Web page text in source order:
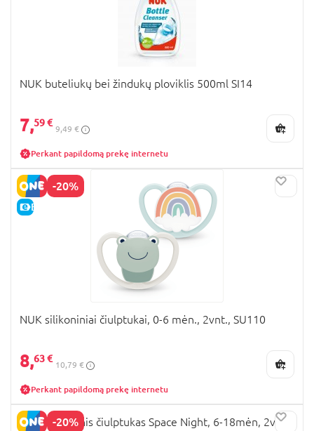
NUK buteliukų bei žindukų ploviklis 500ml SI14
7,59 €
9,49 €
Perkant papildomą prekę internetu
-20%
E-KAINA
NUK silikoniniai čiulptukai, 0-6 mėn., 2vnt., SU110
8,63 €
10,79 €
Perkant papildomą prekę internetu
-20%
NUK silikoninis čiulptukas Space Night, 6-18mėn, 2vnt,